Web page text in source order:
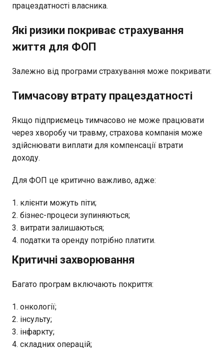
працездатності власника.
Які ризики покриває страхування
життя для ФОП
Залежно від програми страхування може покривати:
Тимчасову втрату працездатності
Якщо підприємець тимчасово не може працювати
через хворобу чи травму, страхова компанія може
здійснювати виплати для компенсації втрати
доходу.
Для ФОП це критично важливо, адже:
клієнти можуть піти;
бізнес-процеси зупиняються;
витрати залишаються;
податки та оренду потрібно платити.
Критичні захворювання
Багато програм включають покриття:
онкології;
інсульту;
інфаркту;
складних операцій;